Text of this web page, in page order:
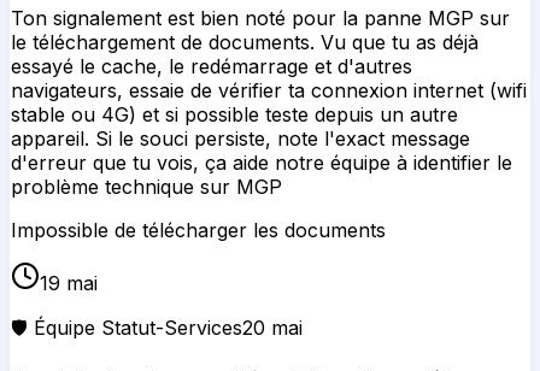
19 mai
🛡️ Équipe Statut-Services20 mai
Merci de signaler ce problème ! On a bien noté ton
signalement de panne MGP concernant le
téléchargement de documents. Avant tout, essaie de
vider le cache de ton navigateur ou de redémarrer l'app
si tu l'utilises sur mobile, ça résout souvent les soucis de
téléchargement. Vérifie aussi ta connexion internet,
parfois une instabilité peut bloquer les téléchargements.
Si le problème persiste après ça, on va creuser plus.
T'as d'autres infos à ajouter sur ce que tu tentes de
télécharger